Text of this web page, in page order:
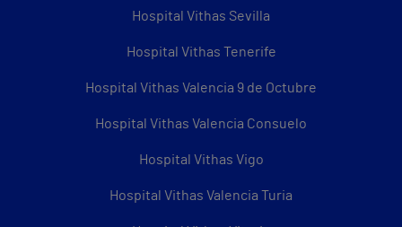
Hospital Vithas Sevilla
Hospital Vithas Tenerife
Hospital Vithas Valencia 9 de Octubre
Hospital Vithas Valencia Consuelo
Hospital Vithas Vigo
Hospital Vithas Valencia Turia